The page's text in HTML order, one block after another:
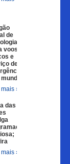
de
voos,
e
de
»
das
»